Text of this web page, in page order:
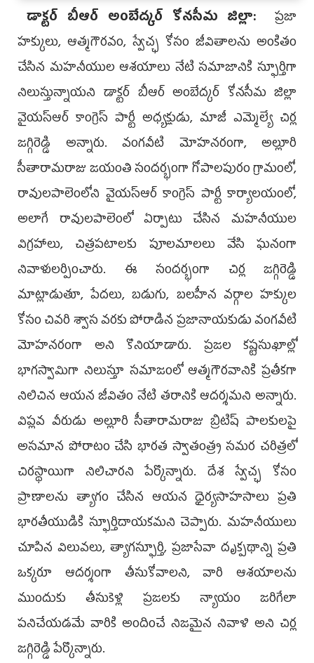
డాక్టర్ బీఆర్ అంబేద్కర్ కోనసీమ జిల్లా: ప్రజా
హక్కులు, ఆత్మగౌరవం, స్వేచ్ఛ కోసం జీవితాలను అంకితం
చేసిన మహనీయుల ఆశయాలు నేటి సమాజానికి స్ఫూర్తిగా
నిలుస్తున్నాయని డాక్టర్ బీఆర్ అంబేద్కర్ కోనసీమ జిల్లా
వైయ‌స్ఆర్‌ కాంగ్రెస్ పార్టీ అధ్యక్షుడు, మాజీ ఎమ్మెల్యే చిర్ల
జగ్గిరెడ్డి అన్నారు. వంగవీటి మోహనరంగా, అల్లూరి
సీతారామరాజు జయంతి సందర్భంగా గోపాలపురం గ్రామంలో,
రావులపాలెంలోని వైయ‌స్ఆర్‌ కాంగ్రెస్ పార్టీ కార్యాలయంలో,
అలాగే రావులపాలెంలో ఏర్పాటు చేసిన మహనీయుల
విగ్రహాలు, చిత్రపటాలకు పూలమాలలు వేసి ఘనంగా
నివాళులర్పించారు. ఈ సందర్భంగా చిర్ల జగ్గిరెడ్డి
మాట్లాడుతూ, పేదలు, బడుగు, బలహీన వర్గాల హక్కుల
కోసం చివరి శ్వాస వరకు పోరాడిన ప్రజానాయకుడు వంగవీటి
మోహనరంగా అని కొనియాడారు. ప్రజల కష్టసుఖాల్లో
భాగస్వామిగా నిలుస్తూ సమాజంలో ఆత్మగౌరవానికి ప్రతీకగా
నిలిచిన ఆయన జీవితం నేటి తరానికి ఆదర్శమని అన్నారు.
విప్లవ వీరుడు అల్లూరి సీతారామరాజు బ్రిటిష్ పాలకులపై
అసమాన పోరాటం చేసి భారత స్వాతంత్ర్య సమర చరిత్రలో
చిరస్థాయిగా నిలిచారని పేర్కొన్నారు. దేశ స్వేచ్ఛ కోసం
ప్రాణాలను త్యాగం చేసిన ఆయన ధైర్యసాహసాలు ప్రతి
భారతీయుడికి స్ఫూర్తిదాయకమని చెప్పారు. మహనీయులు
చూపిన విలువలు, త్యాగస్ఫూర్తి, ప్రజాసేవా దృక్పథాన్ని ప్రతి
ఒక్కరూ ఆదర్శంగా తీసుకోవాలని, వారి ఆశయాలను
ముందుకు తీసుకెళ్లి ప్రజలకు న్యాయం జరిగేలా
పనిచేయడమే వారికి అందించే నిజమైన నివాళి అని చిర్ల
జగ్గిరెడ్డి పేర్కొన్నారు.